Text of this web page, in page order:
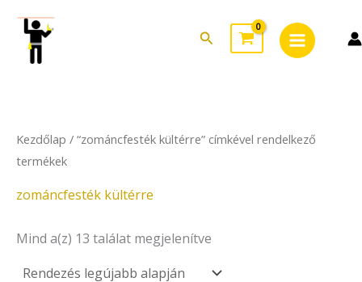
content
Search
Menu
Kezdőlap / “zománcfesték kültérre” címkével rendelkező
termékek
zománcfesték kültérre
Mind a(z) 13 találat megjelenítve
latest